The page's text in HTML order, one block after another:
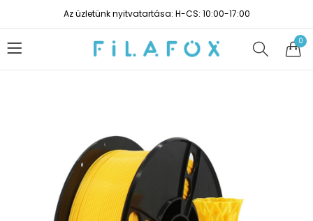
Az üzletünk nyitvatartása: H-CS: 10:00-17:00
0